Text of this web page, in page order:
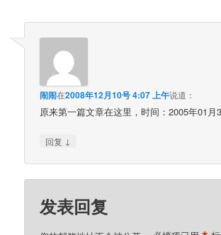
闹闹在2008年12月10号 4:07 上午说道：
原来第一篇文章在这里，时间：2005年01月
回复 ↓
发表回复